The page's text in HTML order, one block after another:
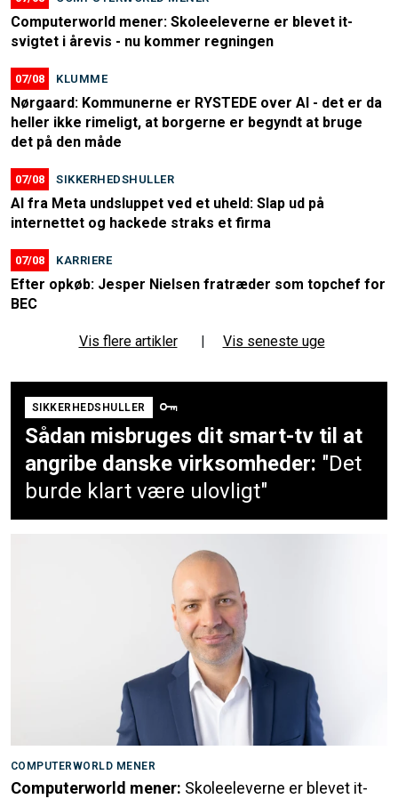
Computerworld mener: Skoleeleverne er blevet it-
svigtet i årevis - nu kommer regningen
07/08 KLUMME
Nørgaard: Kommunerne er RYSTEDE over AI - det er da
heller ikke rimeligt, at borgerne er begyndt at bruge
det på den måde
07/08 SIKKERHEDSHULLER
AI fra Meta undsluppet ved et uheld: Slap ud på
internettet og hackede straks et firma
07/08 KARRIERE
Efter opkøb: Jesper Nielsen fratræder som topchef for
BEC
Vis flere artikler | Vis seneste uge
SIKKERHEDSHULLER
Sådan misbruges dit smart-tv til at
angribe danske virksomheder: "Det
burde klart være ulovligt"
COMPUTERWORLD MENER
Computerworld mener: Skoleeleverne er blevet it-